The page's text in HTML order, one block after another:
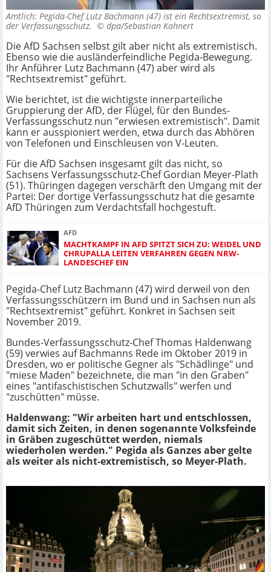
Amtlich: Pegida-Chef Lutz Bachmann (47) ist ein Rechtsextremist, so
der Verfassungsschutz. © dpa/Sebastian Kahnert
Die AfD Sachsen selbst gilt aber nicht als extremistisch.
Ebenso wie die ausländerfeindliche Pegida-Bewegung.
Ihr Anführer Lutz Bachmann (47) aber wird als
"Rechtsextremist" geführt.
Wie berichtet, ist die wichtigste innerparteiliche
Gruppierung der AfD, der Flügel, für den Bundes-
Verfassungsschutz nun "erwiesen extremistisch". Damit
kann er ausspioniert werden, etwa durch das Abhören
von Telefonen und Einschleusen von V-Leuten.
Für die AfD Sachsen insgesamt gilt das nicht, so
Sachsens Verfassungsschutz-Chef Gordian Meyer-Plath
(51). Thüringen dagegen verschärft den Umgang mit der
Partei: Der dortige Verfassungsschutz hat die gesamte
AfD Thüringen zum Verdachtsfall hochgestuft.
AFD
MACHTKAMPF IN AFD SPITZT SICH ZU: WEIDEL UND
CHRUPALLA LEITEN VERFAHREN GEGEN NRW-
LANDESCHEF EIN
Pegida-Chef Lutz Bachmann (47) wird derweil von den
Verfassungsschützern im Bund und in Sachsen nun als
"Rechtsextremist" geführt. Konkret in Sachsen seit
November 2019.
Bundes-Verfassungsschutz-Chef Thomas Haldenwang
(59) verwies auf Bachmanns Rede im Oktober 2019 in
Dresden, wo er politische Gegner als "Schädlinge" und
"miese Maden" bezeichnete, die man "in den Graben"
eines "antifaschistischen Schutzwalls" werfen und
"zuschütten" müsse.
Haldenwang: "Wir arbeiten hart und entschlossen,
damit sich Zeiten, in denen sogenannte Volksfeinde
in Gräben zugeschüttet werden, niemals
wiederholen werden." Pegida als Ganzes aber gelte
als weiter als nicht-extremistisch, so Meyer-Plath.